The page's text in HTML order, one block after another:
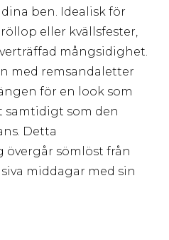
ben. Idealisk för
eller kvällsfester,
mångsidighet.
med remsandaletter
för en look som
samtidigt som den
Detta
sömlöst från
middagar med sin